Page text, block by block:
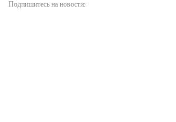
Подпишитесь на новости: